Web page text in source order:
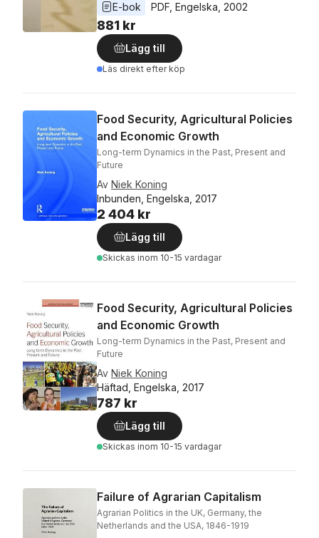
E-bok
PDF Engelska 2002
881 kr
Lägg till
Läs direkt efter köp
Food Security, Agricultural Policies
and Economic Growth
Long-term Dynamics in the Past, Present and
Future
Av Niek Koning
Inbunden, Engelska, 2017
2 404 kr
Lägg till
Skickas inom 10-15 vardagar
Food Security, Agricultural Policies
and Economic Growth
Long-term Dynamics in the Past, Present and
Future
Av Niek Koning
Häftad, Engelska, 2017
787 kr
Lägg till
Skickas inom 10-15 vardagar
Failure of Agrarian Capitalism
Agrarian Politics in the UK, Germany, the
Netherlands and the USA, 1846-1919